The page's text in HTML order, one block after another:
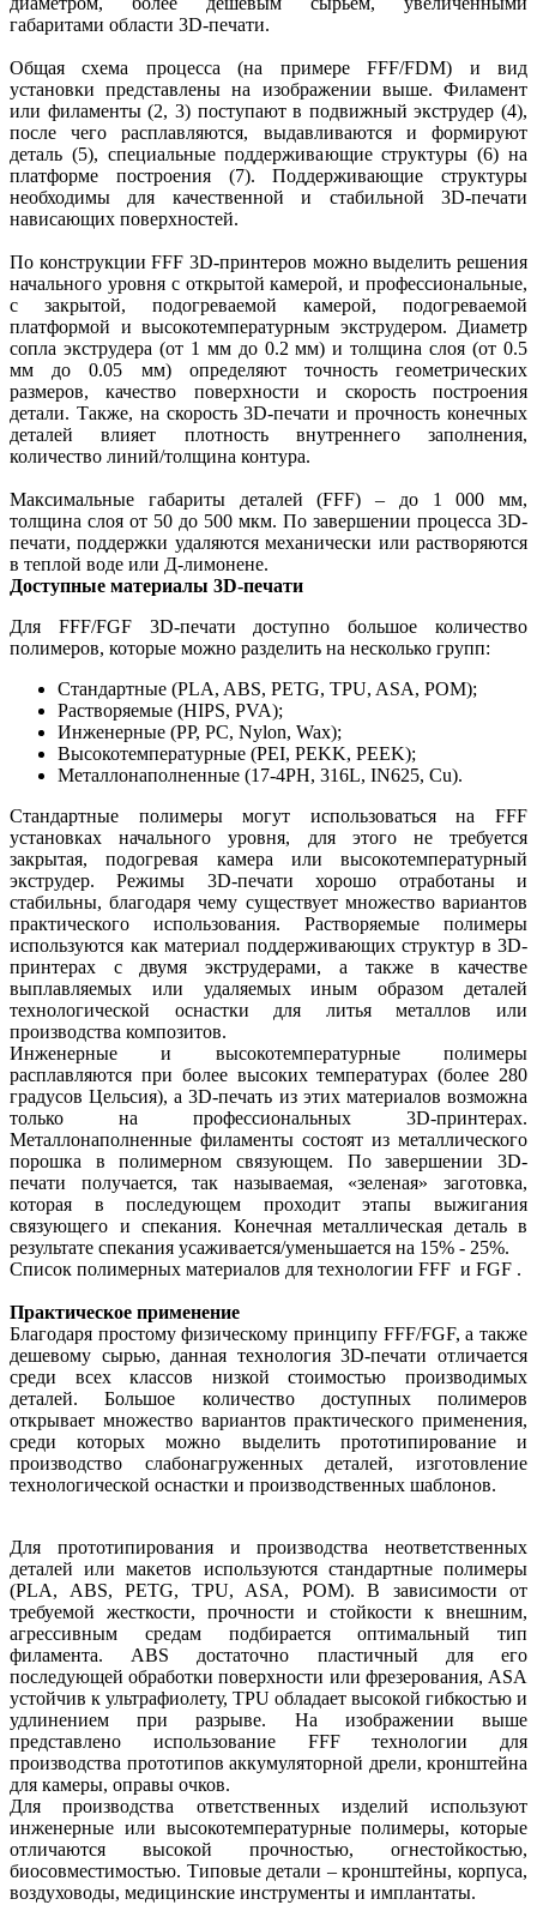
габаритами области 3D-печати.
Общая схема процесса (на примере FFF/FDM) и вид
установки представлены на изображении выше. Филамент
или филаменты (2, 3) поступают в подвижный экструдер (4),
после чего расплавляются, выдавливаются и формируют
деталь (5), специальные поддерживающие структуры (6) на
платформе построения (7). Поддерживающие структуры
необходимы для качественной и стабильной 3D-печати
нависающих поверхностей.
По конструкции FFF 3D-принтеров можно выделить решения
начального уровня с открытой камерой, и профессиональные,
с закрытой, подогреваемой камерой, подогреваемой
платформой и высокотемпературным экструдером. Диаметр
сопла экструдера (от 1 мм до 0.2 мм) и толщина слоя (от 0.5
мм до 0.05 мм) определяют точность геометрических
размеров, качество поверхности и скорость построения
детали. Также, на скорость 3D-печати и прочность конечных
деталей влияет плотность внутреннего заполнения,
количество линий/толщина контура.
Максимальные габариты деталей (FFF) – до 1 000 мм,
толщина слоя от 50 до 500 мкм. По завершении процесса 3D-
печати, поддержки удаляются механически или растворяются
в теплой воде или Д-лимонене.
Доступные материалы 3D-печати
Для FFF/FGF 3D-печати доступно большое количество
полимеров, которые можно разделить на несколько групп:
Стандартные (PLA, ABS, PETG, TPU, ASA, POM);
Растворяемые (HIPS, PVA);
Инженерные (PP, PC, Nylon, Wax);
Высокотемпературные (PEI, PEKK, PEEK);
Металлонаполненные (17-4PH, 316L, IN625, Cu).
Стандартные полимеры могут использоваться на FFF
установках начального уровня, для этого не требуется
закрытая, подогревая камера или высокотемпературный
экструдер. Режимы 3D-печати хорошо отработаны и
стабильны, благодаря чему существует множество вариантов
практического использования. Растворяемые полимеры
используются как материал поддерживающих структур в 3D-
принтерах с двумя экструдерами, а также в качестве
выплавляемых или удаляемых иным образом деталей
технологической оснастки для литья металлов или
производства композитов.
Инженерные и высокотемпературные полимеры
расплавляются при более высоких температурах (более 280
градусов Цельсия), а 3D-печать из этих материалов возможна
только на профессиональных 3D-принтерах.
Металлонаполненные филаменты состоят из металлического
порошка в полимерном связующем. По завершении 3D-
печати получается, так называемая, «зеленая» заготовка,
которая в последующем проходит этапы выжигания
связующего и спекания. Конечная металлическая деталь в
результате спекания усаживается/уменьшается на 15% - 25%.
Список полимерных материалов для технологии FFF и FGF .
Практическое применение
Благодаря простому физическому принципу FFF/FGF, а также
дешевому сырью, данная технология 3D-печати отличается
среди всех классов низкой стоимостью производимых
деталей. Большое количество доступных полимеров
открывает множество вариантов практического применения,
среди которых можно выделить прототипирование и
производство слабонагруженных деталей, изготовление
технологической оснастки и производственных шаблонов.
Для прототипирования и производства неответственных
деталей или макетов используются стандартные полимеры
(PLA, ABS, PETG, TPU, ASA, POM). В зависимости от
требуемой жесткости, прочности и стойкости к внешним,
агрессивным средам подбирается оптимальный тип
филамента. ABS достаточно пластичный для его
последующей обработки поверхности или фрезерования, ASA
устойчив к ультрафиолету, TPU обладает высокой гибкостью и
удлинением при разрыве. На изображении выше
представлено использование FFF технологии для
производства прототипов аккумуляторной дрели, кронштейна
для камеры, оправы очков.
Для производства ответственных изделий используют
инженерные или высокотемпературные полимеры, которые
отличаются высокой прочностью, огнестойкостью,
биосовместимостью. Типовые детали – кронштейны, корпуса,
воздуховоды, медицинские инструменты и имплантаты.